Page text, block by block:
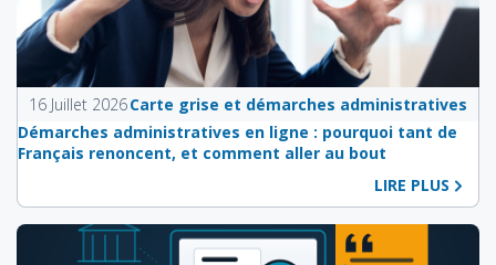
16 Juillet 2026Carte grise et démarches administratives
Démarches administratives en ligne : pourquoi tant de
Français renoncent, et comment aller au bout
LIRE PLUS